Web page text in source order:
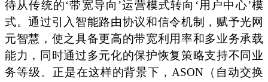
待从传统的‘带宽导向’运营模式转向‘用户中心’模
式。通过引入智能路由协议和信令机制，赋予光网
元智慧，使之具备更高的带宽利用率和多业务承载
能力，同时通过多元化的保护恢复策略支持不同业
务等级。正是在这样的背景下，ASON（自动交换